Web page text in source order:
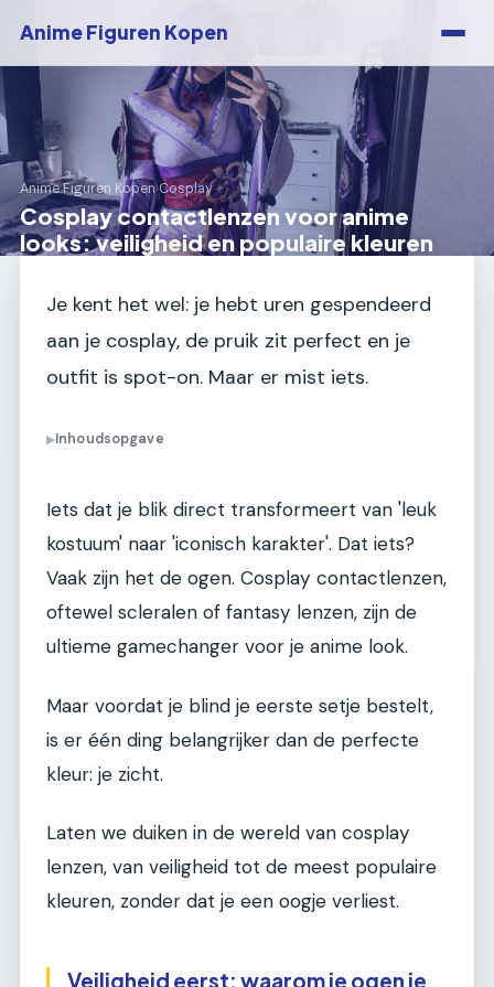
Anime Figuren Kopen
Anime Figuren Kopen›Cosplay
Cosplay contactlenzen voor anime
looks: veiligheid en populaire kleuren
Je kent het wel: je hebt uren gespendeerd
aan je cosplay, de pruik zit perfect en je
outfit is spot-on. Maar er mist iets.
▶Inhoudsopgave
Iets dat je blik direct transformeert van 'leuk
kostuum' naar 'iconisch karakter'. Dat iets?
Vaak zijn het de ogen. Cosplay contactlenzen,
oftewel scleralen of fantasy lenzen, zijn de
ultieme gamechanger voor je anime look.
Maar voordat je blind je eerste setje bestelt,
is er één ding belangrijker dan de perfecte
kleur: je zicht.
Laten we duiken in de wereld van cosplay
lenzen, van veiligheid tot de meest populaire
kleuren, zonder dat je een oogje verliest.
Veiligheid eerst: waarom je ogen je